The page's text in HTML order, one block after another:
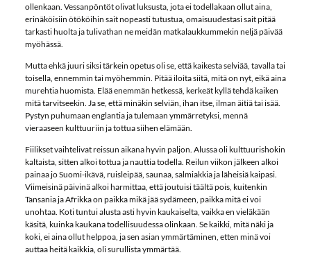
ollenkaan. Vessanpöntöt olivat luksusta, jota ei todellakaan ollut aina,
erinäköisiin ötököihin sait nopeasti tutustua, omaisuudestasi sait pitää
tarkasti huolta ja tulivathan ne meidän matkalaukkummekin neljä päivää
myöhässä.
Mutta ehkä juuri siksi tärkein opetus oli se, että kaikesta selviää, tavalla tai
toisella, ennemmin tai myöhemmin. Pitää iloita siitä, mitä on nyt, eikä aina
murehtia huomista. Elää enemmän hetkessä, kerkeät kyllä tehdä kaiken
mitä tarvitseekin. Ja se, että minäkin selviän, ihan itse, ilman äitiä tai isää.
Pystyn puhumaan englantia ja tulemaan ymmärretyksi, mennä
vieraaseen kulttuuriin ja tottua siihen elämään.
Fiilikset vaihtelivat reissun aikana hyvin paljon. Alussa oli kulttuurishokin
kaltaista, sitten alkoi tottua ja nauttia todella. Reilun viikon jälkeen alkoi
painaa jo Suomi-ikävä, ruisleipää, saunaa, salmiakkia ja läheisiä kaipasi.
Viimeisinä päivinä alkoi harmittaa, että joutuisi täältä pois, kuitenkin
Tansania ja Afrikka on paikka mikä jää sydämeen, paikka mitä ei voi
unohtaa. Koti tuntui alusta asti hyvin kaukaiselta, vaikka en vieläkään
käsitä, kuinka kaukana todellisuudessa olinkaan. Se kaikki, mitä näki ja
koki, ei aina ollut helppoa, ja sen asian ymmärtäminen, etten minä voi
auttaa heitä kaikkia, oli surullista ymmärtää.